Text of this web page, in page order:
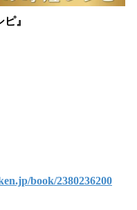
』
book/2380236200